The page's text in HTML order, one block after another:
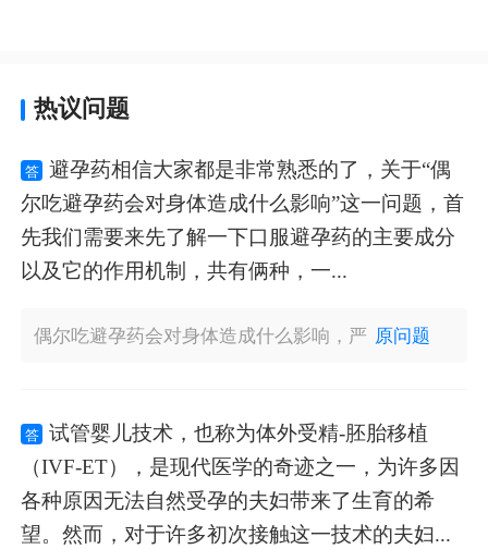
热议问题
答
避孕药相信大家都是非常熟悉的了，关于“偶
尔吃避孕药会对身体造成什么影响”这一问题，首
先我们需要来先了解一下口服避孕药的主要成分
以及它的作用机制，共有俩种，一...
偶尔吃避孕药会对身体造成什么影响，严 原问题
答
试管婴儿技术，也称为体外受精-胚胎移植
（IVF-ET），是现代医学的奇迹之一，为许多因
各种原因无法自然受孕的夫妇带来了生育的希
望。然而，对于许多初次接触这一技术的夫妇...